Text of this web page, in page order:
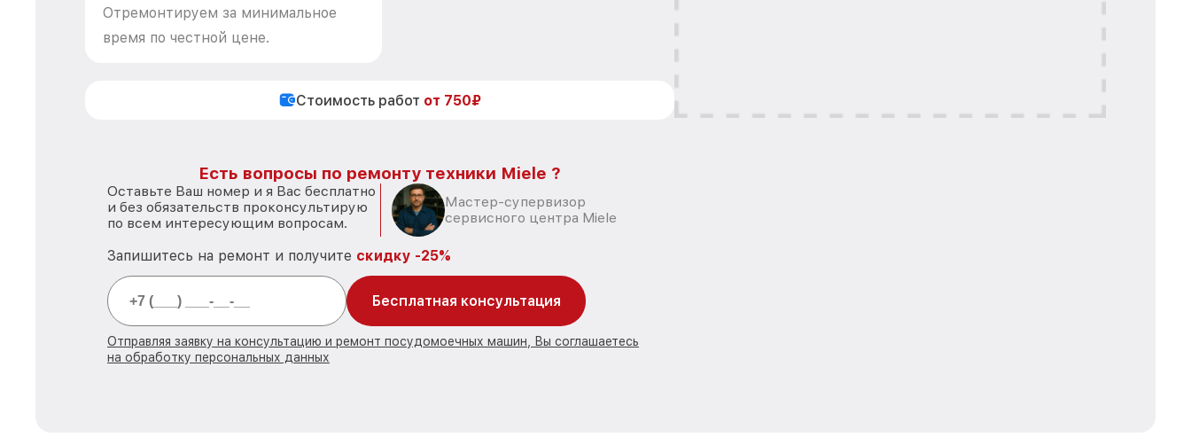
Отремонтируем за минимальное
время по честной цене.
Стоимость работ от 750₽
Есть вопросы по ремонту техники Miele ?
Оставьте Ваш номер и я Вас бесплатно
и без обязательств проконсультирую
по всем интересующим вопросам.
Мастер-супервизор
сервисного центра Miele
Запишитесь на ремонт и получите скидку -25%
Бесплатная консультация
Отправляя заявку на консультацию и ремонт посудомоечных машин, Вы соглашаетесь
на обработку персональных данных